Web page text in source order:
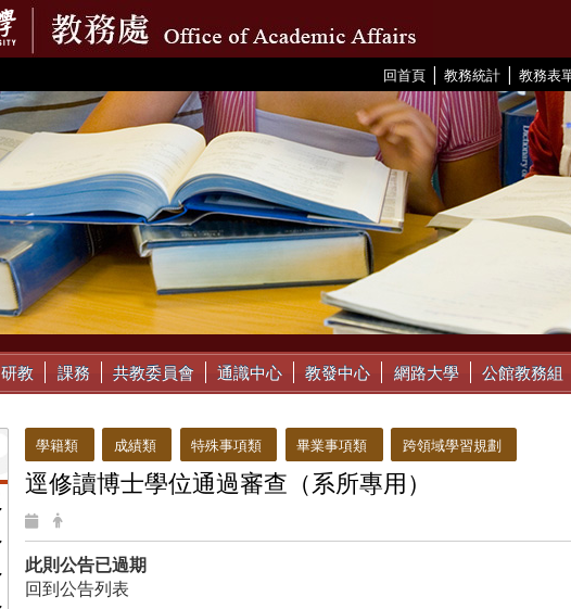
回首頁 | 教務統計 | 教務表
研教 課務 共教委員會 通識中心 教發中心 網路大學 公館教務組
學籍類 成績類 特殊事項類 畢業事項類 跨領域學習規劃
逕修讀博士學位通過審查（系所專用）
此則公告已過期
回到公告列表